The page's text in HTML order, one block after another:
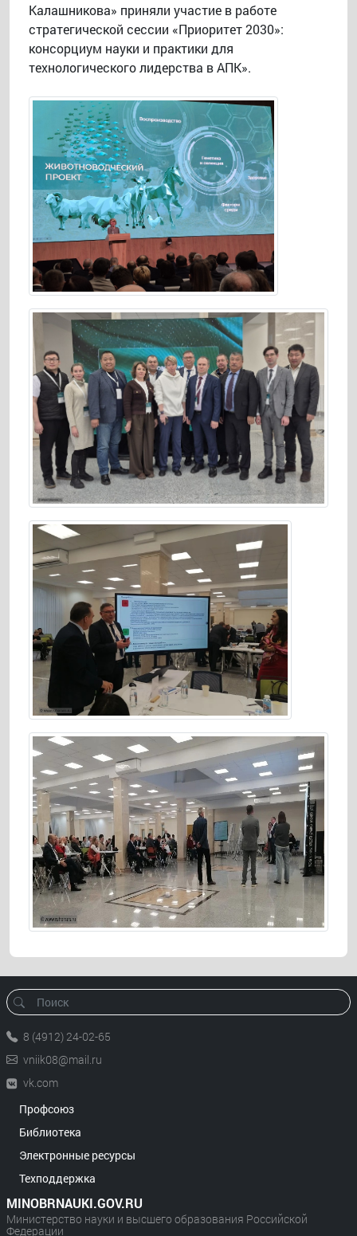
Калашникова» приняли участие в работе
стратегической сессии «Приоритет 2030»:
консорциум науки и практики для
технологического лидерства в АПК».
8 (4912) 24-02-65
vniik08@mail.ru
vk.com
Профсоюз
Библиотека
Электронные ресурсы
Техподдержка
MINOBRNAUKI.GOV.RU
Министерство науки и высшего образования Российской
Федерации